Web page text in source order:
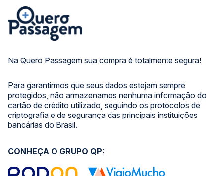
Na Quero Passagem sua compra é totalmente segura!
Para garantirmos que seus dados estejam sempre
protegidos, não armazenamos nenhuma informação do
cartão de crédito utilizado, seguindo os protocolos de
criptografia e de segurança das principais instituições
bancárias do Brasil.
CONHEÇA O GRUPO QP: